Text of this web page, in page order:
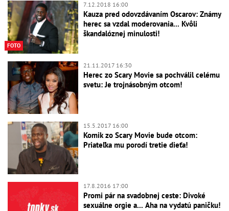
FOTO
7.12.2018 16:00
Kauza pred odovzdávaním Oscarov: Známy
herec sa vzdal moderovania... Kvôli
škandalóznej minulosti!
21.11.2017 16:30
Herec zo Scary Movie sa pochválil celému
svetu: Je trojnásobným otcom!
15.5.2017 16:00
Komik zo Scary Movie bude otcom:
Priateľka mu porodí tretie dieťa!
17.8.2016 17:00
Promi pár na svadobnej ceste: Divoké
sexuálne orgie a... Aha na vydatú paničku!